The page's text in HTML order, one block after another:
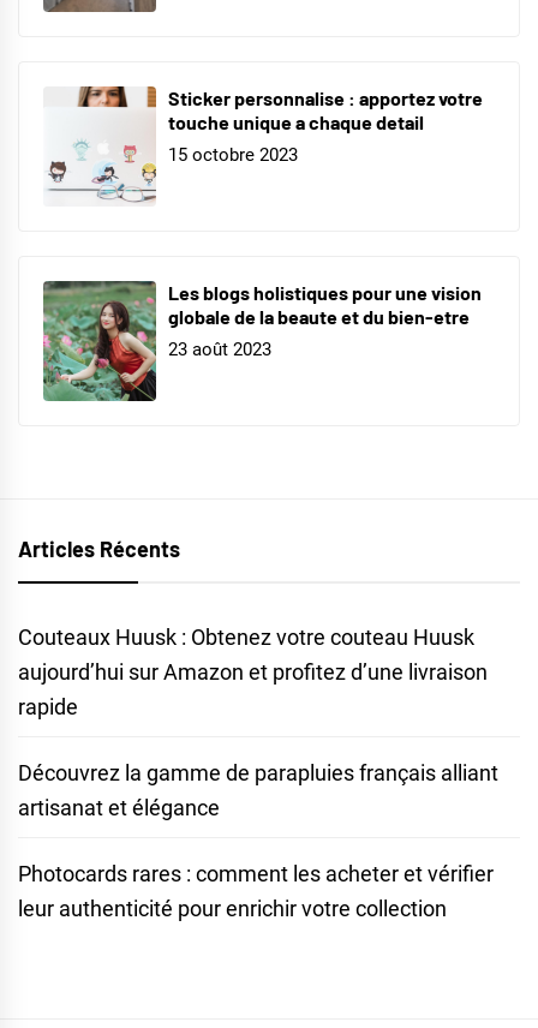
Sticker personnalise : apportez votre
touche unique a chaque detail
15 octobre 2023
Les blogs holistiques pour une vision
globale de la beaute et du bien-etre
23 août 2023
Articles Récents
Couteaux Huusk : Obtenez votre couteau Huusk
aujourd’hui sur Amazon et profitez d’une livraison
rapide
Découvrez la gamme de parapluies français alliant
artisanat et élégance
Photocards rares : comment les acheter et vérifier
leur authenticité pour enrichir votre collection